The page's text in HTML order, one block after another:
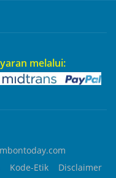
melalui:
Kode-Etik
Disclaimer